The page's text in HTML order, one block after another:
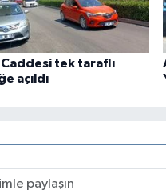
Caddesi tek taraflı
açıldı